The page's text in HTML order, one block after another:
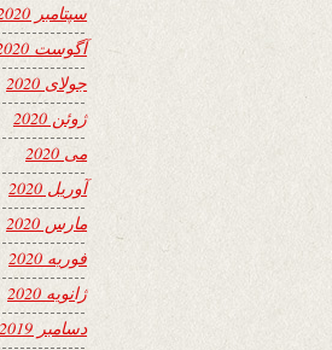
سپتامبر 2020
آگوست 2020
جولای 2020
ژوئن 2020
می 2020
آوریل 2020
مارس 2020
فوریه 2020
ژانویه 2020
دسامبر 2019